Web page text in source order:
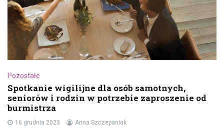
Pozostałe
Spotkanie wigilijne dla osób samotnych,
seniorów i rodzin w potrzebie zaproszenie od
burmistrza
16 grudnia 2023 Anna Szczepaniak